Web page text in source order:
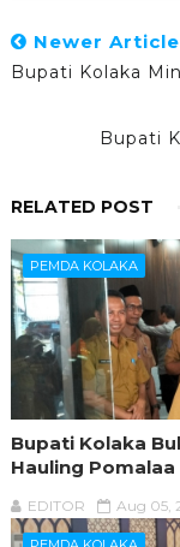
Newer Article
Bupati Kolaka
Bupati
RELATED POST
PEMDA KOLAKA
Bupati Kolaka
Hauling Pomalaa
EDITOR Aug 05,